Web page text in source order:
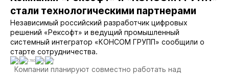
стали технологическими партнерами
Независимый российский разработчик цифровых
решений «Рексофт» и ведущий промышленный
системный интегратор «КОНСОМ ГРУПП» сообщили о
старте сотрудничества.
0 2780 4 7
Компании планируют совместно работать над